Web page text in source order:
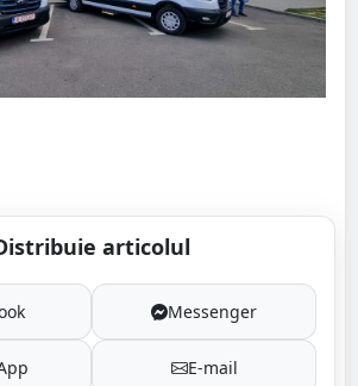
articolul
Messenger
E-mail